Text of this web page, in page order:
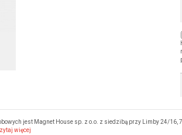
jest Magnet House sp. z o.o. z siedzibą przy Limby 24/16,
więcej